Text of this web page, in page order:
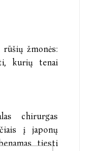
žmonės:
kurių tenai
chirurgas
į japonų
tiesti